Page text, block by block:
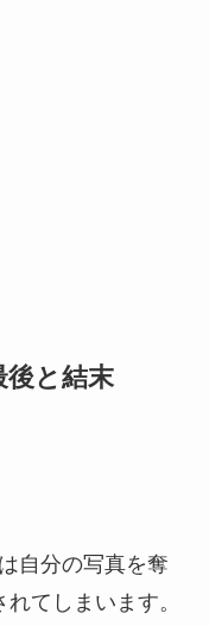
後と結末
自分の写真を奪
てしまいます。